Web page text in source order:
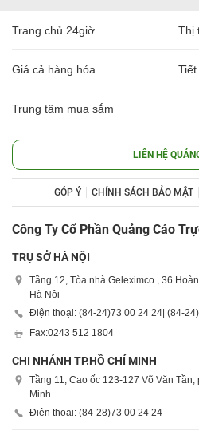
Trang chủ 24giờ Thị
Giá cả hàng hóa
Trung tâm mua sắm
LIÊN HỆ
GÓP Ý CHÍNH SÁCH BẢO MẬT
Công Ty Cổ Phần Quảng Cáo
TRỤ SỞ HÀ NỘI
Tầng 12, Tòa nhà Geleximco , 36
Hà Nội
Điện thoại: (84-24)73 00 24 24 | (84-24)
Fax:0243 512 1804
CHI NHÁNH TP.HỒ CHÍ MINH
Tầng 11, Cao ốc 123-127 Võ Văn
Minh.
Điện thoại: (84-28)73 00 24 24